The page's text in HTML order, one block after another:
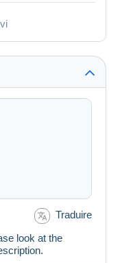
Traduire
look at the